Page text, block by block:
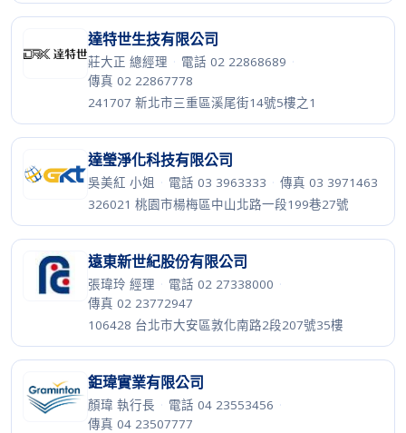
達特世生技有限公司
莊大正 總經理 · 電話 02 22868689 ·
傳真 02 22867778
241707 新北市三重區溪尾街14號5樓之1
達瑩淨化科技有限公司
吳美紅 小姐 · 電話 03 3963333 · 傳真 03 3971463
326021 桃園市楊梅區中山北路一段199巷27號
遠東新世紀股份有限公司
張瑋玲 經理 · 電話 02 27338000 ·
傳真 02 23772947
106428 台北市大安區敦化南路2段207號35樓
鉅瑋實業有限公司
顏瑋 執行長 · 電話 04 23553456 ·
傳真 04 23507777